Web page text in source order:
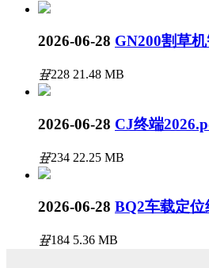
2026-06-28 GN200割草
끂228 21.48 MB
2026-06-28 CJ终端
끂234 22.25 MB
2026-06-28 BQ2车载定
끂184 5.36 MB